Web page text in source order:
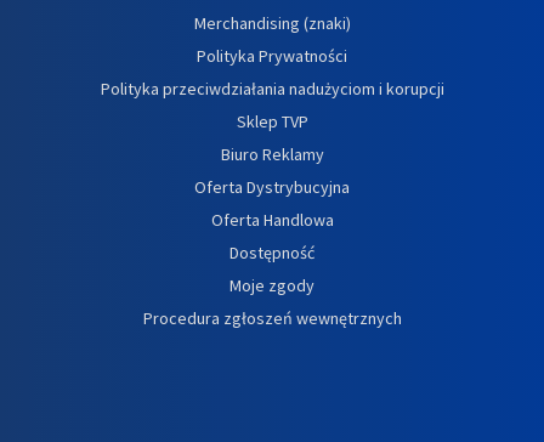
Merchandising (znaki)
Polityka Prywatności
Polityka przeciwdziałania nadużyciom i korupcji
Sklep TVP
Biuro Reklamy
Oferta Dystrybucyjna
Oferta Handlowa
Dostępność
Moje zgody
Procedura zgłoszeń wewnętrznych